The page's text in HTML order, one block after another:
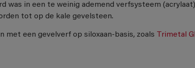
was in een te weinig ademend verfsysteem
tot op de kale gevelsteen.
met een gevelverf op siloxaan-basis, zoals Trimetal